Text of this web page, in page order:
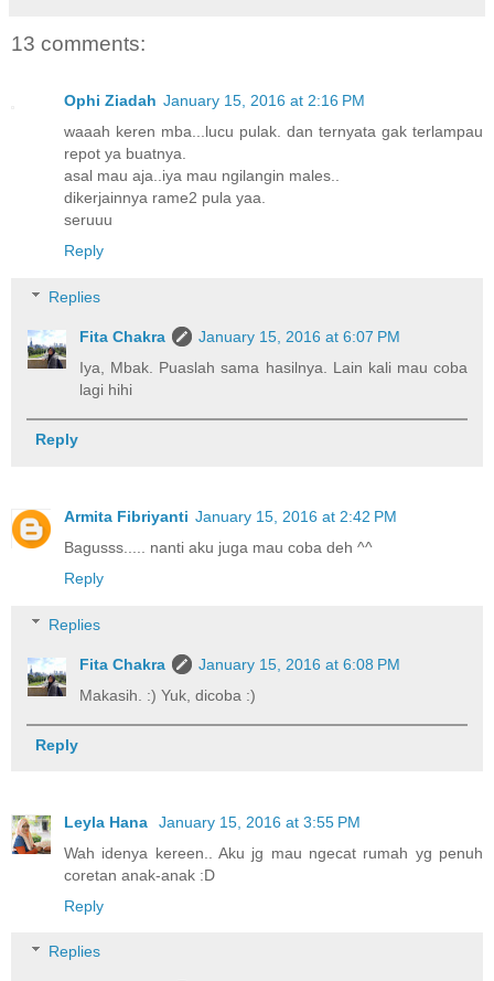
13 comments:
Ophi Ziadah January 15, 2016 at 2:16 PM
waaah keren mba...lucu pulak. dan ternyata gak terlampau
repot ya buatnya.
asal mau aja..iya mau ngilangin males..
dikerjainnya rame2 pula yaa.
seruuu
Reply
Replies
Fita Chakra
January 15, 2016 at 6:07 PM
Iya, Mbak. Puaslah sama hasilnya. Lain kali mau coba
lagi hihi
Reply
Armita Fibriyanti January 15, 2016 at 2:42 PM
Bagusss..... nanti aku juga mau coba deh ^^
Reply
Replies
Fita Chakra
January 15, 2016 at 6:08 PM
Makasih. :) Yuk, dicoba :)
Reply
Leyla Hana
January 15, 2016 at 3:55 PM
Wah idenya kereen.. Aku jg mau ngecat rumah yg penuh
coretan anak-anak :D
Reply
Replies